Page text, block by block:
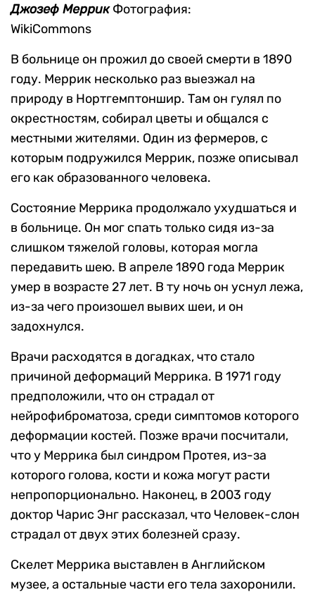
Джозеф МеррикФотография:
WikiCommons
В больнице он прожил до своей смерти в 1890
году. Меррик несколько раз выезжал на
природу в Нортгемптоншир. Там он гулял по
окрестностям, собирал цветы и общался с
местными жителями. Один из фермеров, с
которым подружился Меррик, позже описывал
его как образованного человека.
Состояние Меррика продолжало ухудшаться и
в больнице. Он мог спать только сидя из-за
слишком тяжелой головы, которая могла
передавить шею. В апреле 1890 года Меррик
умер в возрасте 27 лет. В ту ночь он уснул лежа,
из-за чего произошел вывих шеи, и он
задохнулся.
Врачи расходятся в догадках, что стало
причиной деформаций Меррика. В 1971 году
предположили, что он страдал от
нейрофиброматоза, среди симптомов которого
деформации костей. Позже врачи посчитали,
что у Меррика был синдром Протея, из-за
которого голова, кости и кожа могут расти
непропорционально. Наконец, в 2003 году
доктор Чарис Энг рассказал, что Человек-слон
страдал от двух этих болезней сразу.
Скелет Меррика выставлен в Английском
музее, а остальные части его тела захоронили.